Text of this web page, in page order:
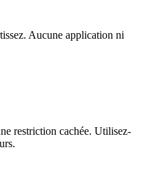
Aucune application ni
restriction cachée. Utilisez-